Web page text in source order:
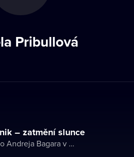
Pribullová
– zatmění slunce
Divadlo Andreja Bagara v Nitre